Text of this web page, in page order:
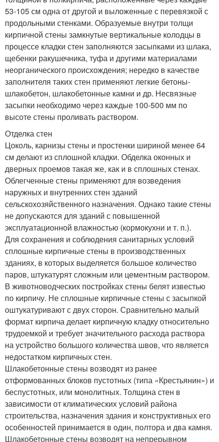
53-105 см одна от другой и выложенные с перевязкой с
продольными стенками. Образуемые внутри толщи
кирпичной стены замкнутые вертикальные колодцы в
процессе кладки стен заполняются засыпками из шлака,
щебенки ракушечника, туфа и другими материалами
неорганического происхождения; нередко в качестве
заполнителя таких стен применяют легкие бетоны-
шлакобетон, шлакобетонные камни и др. Несвязные
засыпки необходимо через каждые 100-500 мм по
высоте стены проливать раствором.
Отделка стен
Цоколь, карнизы стены и простенки шириной менее 64
см делают из сплошной кладки. Обделка оконных и
дверных проемов такая же, как и в сплошных стенах.
Облегченные стены применяют для возведения
наружных и внутренних стен зданий
сельскохозяйственного назначения. Однако такие стены
не допускаются для зданий с повышенной
эксплуатационной влажностью (кормокухни и т. п.).
Для сохранения и соблюдения санитарных условий
сплошные кирпичные стены в производственных
зданиях, в которых выделяется большое количество
паров, штукатурят сложным или цементным раствором.
В животноводческих постройках стены белят известью
по кирпичу. Не сплошные кирпичные стены с засыпкой
оштукатуривают с двух сторон. Сравнительно малый
формат кирпича делает кирпичную кладку относительно
трудоемкой и требует значительного расхода раствора
на устройство большого количества швов, что является
недостатком кирпичных стен.
Шлакобетонные стены возводят из ранее
отформованных блоков пустотных (типа «Крестьянин») и
беспустотных, или монолитных. Толщина стен в
зависимости от климатических условий района
строительства, назначения здания и конструктивных его
особенностей принимается в один, полтора и два камня.
Шлакобетонные стены возводят на непрерывном